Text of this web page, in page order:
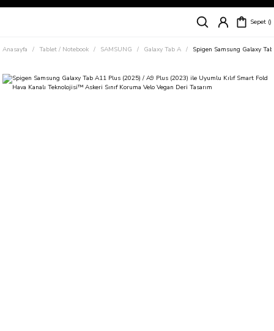
Siparişleriniz
Süper İndirimli Fiyatlar
Sepet
Anasayfa Tablet / Notebook SAMSUNG Galaxy Tab A Spigen Samsung Galaxy